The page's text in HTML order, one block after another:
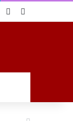
Random Article
Sidebar